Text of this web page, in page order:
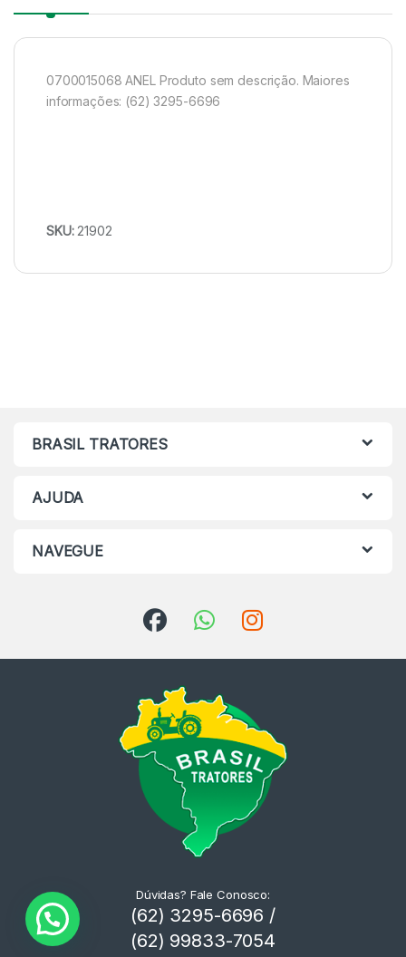
0700015068 ANEL Produto sem descrição. Maiores
informações: (62) 3295-6696
SKU: 21902
BRASIL TRATORES
AJUDA
NAVEGUE
Dúvidas? Fale Conosco:
(62) 3295-6696 /
(62) 99833-7054